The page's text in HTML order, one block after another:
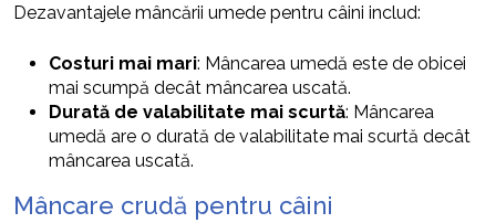
Dezavantajele mâncării umede pentru câini includ:
Costuri mai mari: Mâncarea umedă este de obicei
mai scumpă decât mâncarea uscată.
Durată de valabilitate mai scurtă: Mâncarea
umedă are o durată de valabilitate mai scurtă decât
mâncarea uscată.
Mâncare crudă pentru câini